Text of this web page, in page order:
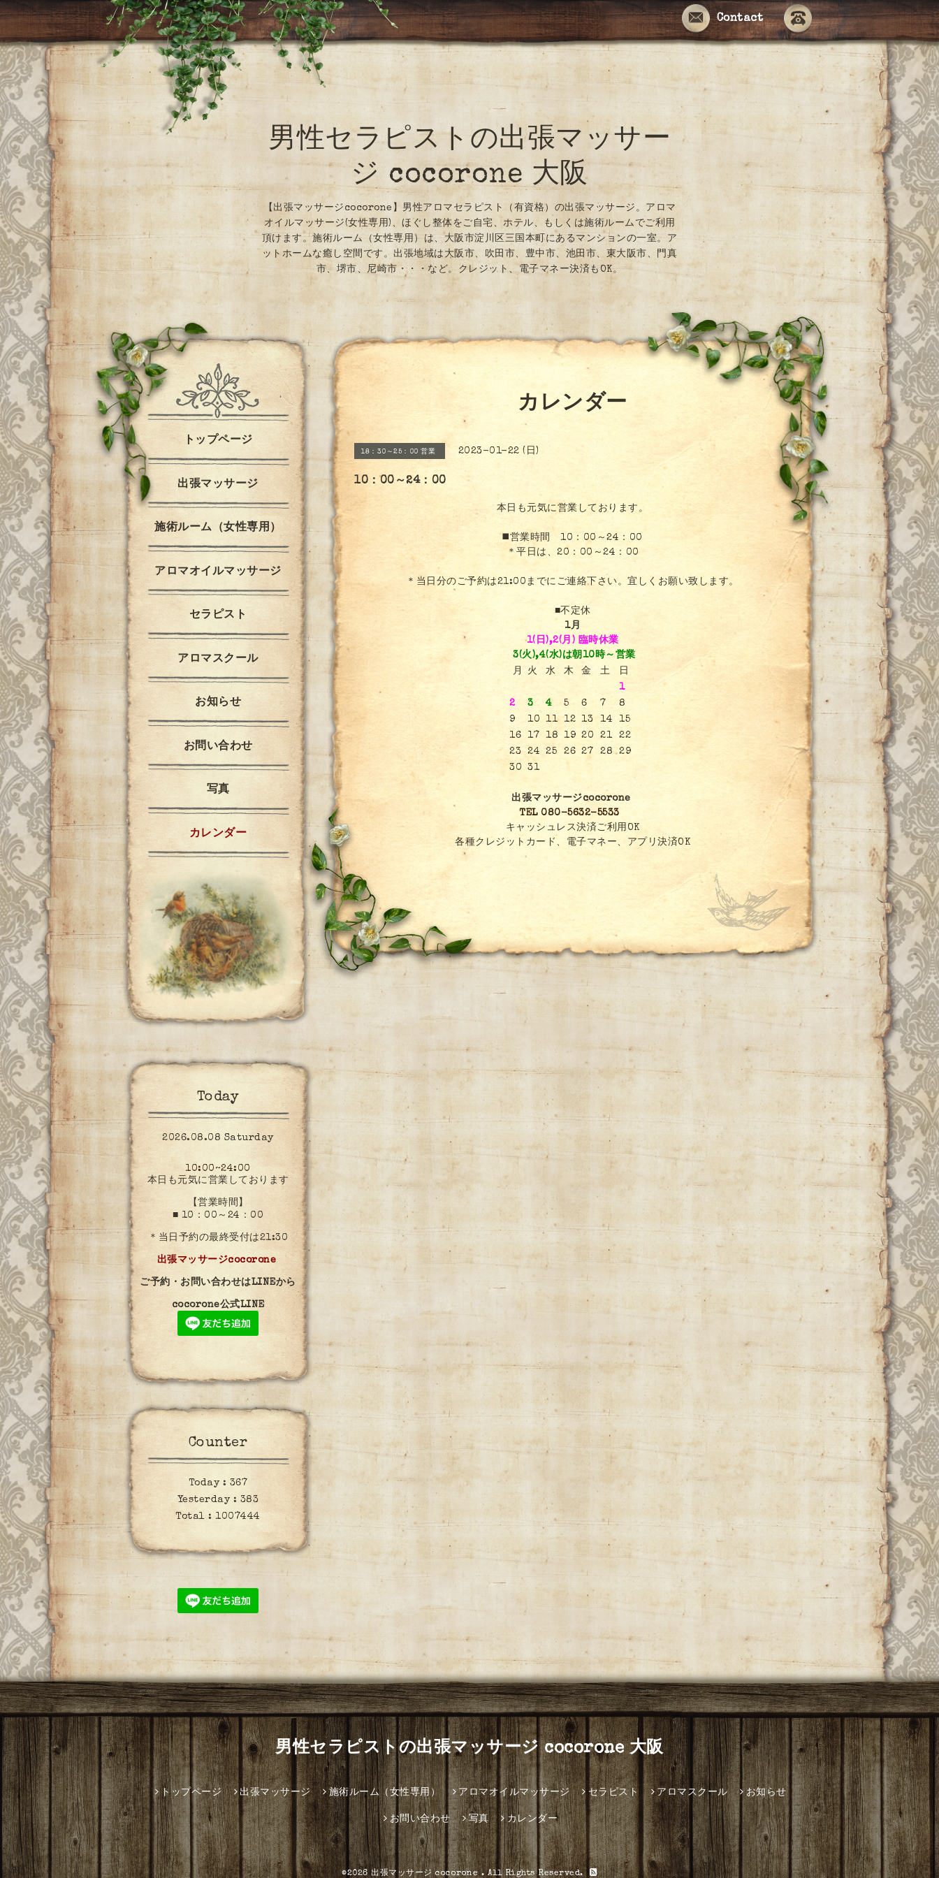
Contact
男性セラピストの出張マッサー
ジ cocorone 大阪
【出張マッサージcocorone】男性アロマセラピスト（有資格）の出張マッサージ。アロマ
オイルマッサージ(女性専用)、ほぐし整体をご自宅、ホテル、もしくは施術ルームでご利用
頂けます。施術ルーム（女性専用）は、大阪市淀川区三国本町にあるマンションの一室。ア
ットホームな癒し空間です。出張地域は大阪市、吹田市、豊中市、池田市、東大阪市、門真
市、堺市、尼崎市・・・など。クレジット、電子マネー決済もOK。
カレンダー
18：30～25：00 営業 2023-01-22 (日)
10：00～24：00
本日も元気に営業しております。
◼️営業時間 10：00～24：00
＊平日は、20：00～24：00
＊当日分のご予約は21:00までにご連絡下さい。宜しくお願い致します。
■不定休
1月
1(日),2(月) 臨時休業
3(火),4(水)は朝10時～営業
月
火 水 木 金 土
日
1
2
3 4 5 6 7
8
9
10 11 12 13 14
15
16
17 18 19 20 21
22
23
24 25 26 27 28
29
30
31
出張マッサージcocorone
TEL 080-5632-5533
キャッシュレス決済ご利用OK
各種クレジットカード、電子マネー、アプリ決済OK
トップページ
出張マッサージ
施術ルーム（女性専用）
アロマオイルマッサージ
セラピスト
アロマスクール
お知らせ
お問い合わせ
写真
カレンダー
Today
2026.08.08 Saturday
10:00~24:00
本日も元気に営業しております
【営業時間】
■ 10：00～24：00
＊当日予約の最終受付は21:30
出張マッサージcocorone
ご予約・お問い合わせはLINEから
cocorone公式LINE
Counter
Today : 367
Yesterday : 383
Total :1007444
男性セラピストの出張マッサージ cocorone 大阪
トップページ 出張マッサージ 施術ルーム（女性専用） アロマオイルマッサージ セラピスト アロマスクール お知らせ
お問い合わせ 写真 カレンダー
©2026出張マッサージ cocorone. All Rights Reserved.